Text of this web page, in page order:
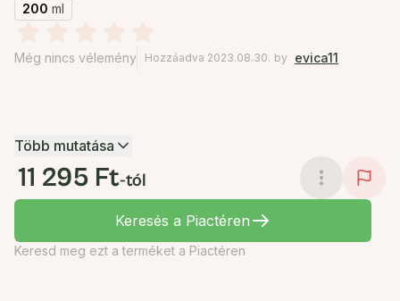
200 ml
Még nincs vélemény Hozzáadva 2023.08.30. by evica11
Több mutatása
11 295 Ft-tól
Keresés a Piactéren
Keresd meg ezt a terméket a Piactéren